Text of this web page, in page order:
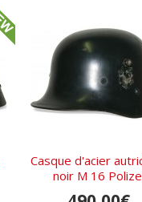
Casque d'acier
noir M 16